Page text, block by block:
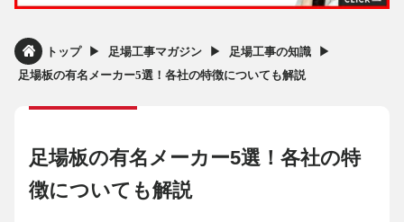
トップ ▶︎ 足場工事マガジン ▶︎ 足場工事の知識 ▶︎
足場板の有名メーカー5選！各社の特徴についても解説
足場板の有名メーカー5選！各社の特
徴についても解説